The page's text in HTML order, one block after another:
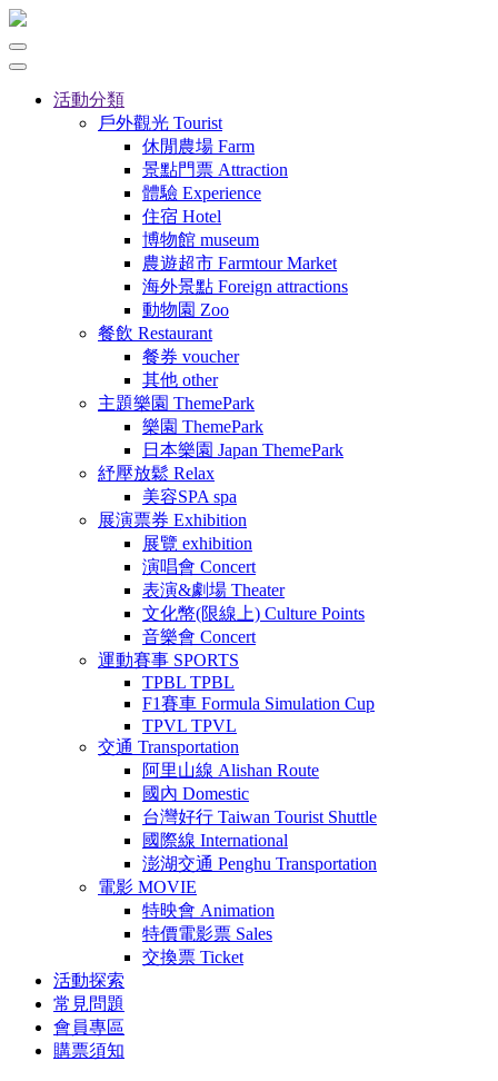
活動分類
戶外觀光 Tourist
休閒農場 Farm
景點門票 Attraction
體驗 Experience
住宿 Hotel
博物館 museum
農遊超市 Farmtour Market
海外景點 Foreign attractions
動物園 Zoo
餐飲 Restaurant
餐券 voucher
其他 other
主題樂園 ThemePark
樂園 ThemePark
日本樂園 Japan ThemePark
紓壓放鬆 Relax
美容SPA spa
展演票券 Exhibition
展覽 exhibition
演唱會 Concert
表演&劇場 Theater
文化幣(限線上) Culture Points
音樂會 Concert
運動賽事 SPORTS
TPBL TPBL
F1賽車 Formula Simulation Cup
TPVL TPVL
交通 Transportation
阿里山線 Alishan Route
國內 Domestic
台灣好行 Taiwan Tourist Shuttle
國際線 International
澎湖交通 Penghu Transportation
電影 MOVIE
特映會 Animation
特價電影票 Sales
交換票 Ticket
活動探索
常見問題
會員專區
購票須知